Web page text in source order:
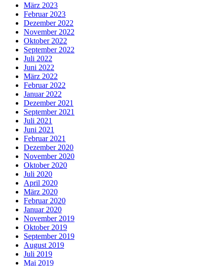
März 2023
Februar 2023
Dezember 2022
November 2022
Oktober 2022
September 2022
Juli 2022
Juni 2022
März 2022
Februar 2022
Januar 2022
Dezember 2021
September 2021
Juli 2021
Juni 2021
Februar 2021
Dezember 2020
November 2020
Oktober 2020
Juli 2020
April 2020
März 2020
Februar 2020
Januar 2020
November 2019
Oktober 2019
September 2019
August 2019
Juli 2019
Mai 2019